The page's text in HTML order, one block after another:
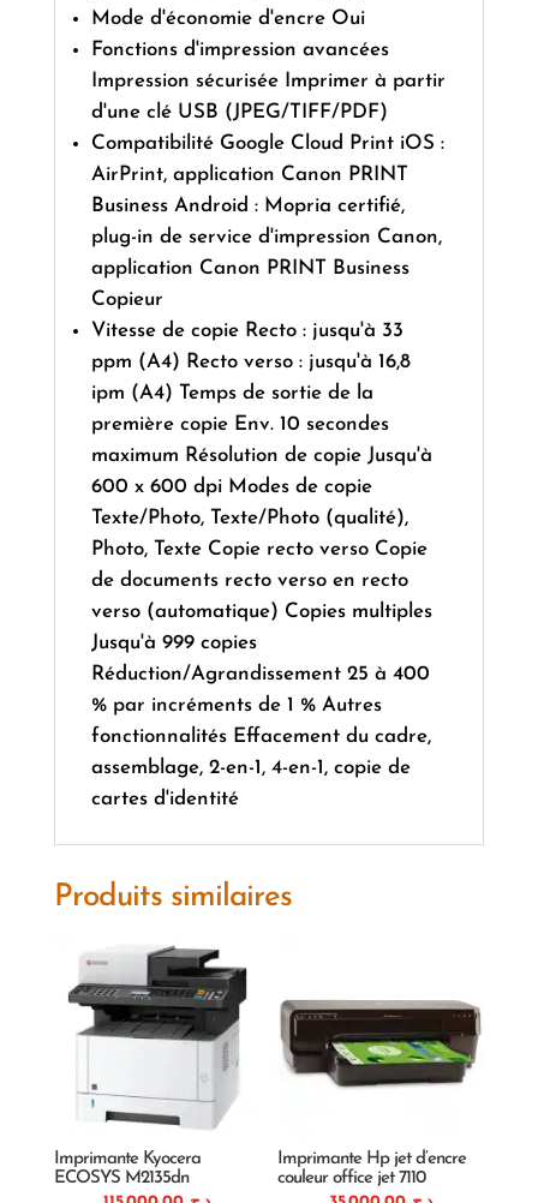
Mode d'économie d'encre Oui
Fonctions d'impression avancées
Impression sécurisée Imprimer à partir
d'une clé USB (JPEG/TIFF/PDF)
Compatibilité Google Cloud Print iOS :
AirPrint, application Canon PRINT
Business Android : Mopria certifié,
plug-in de service d'impression Canon,
application Canon PRINT Business
Copieur
Vitesse de copie Recto : jusqu'à 33
ppm (A4) Recto verso : jusqu'à 16,8
ipm (A4) Temps de sortie de la
première copie Env. 10 secondes
maximum Résolution de copie Jusqu'à
600 x 600 dpi Modes de copie
Texte/Photo, Texte/Photo (qualité),
Photo, Texte Copie recto verso Copie
de documents recto verso en recto
verso (automatique) Copies multiples
Jusqu'à 999 copies
Réduction/Agrandissement 25 à 400
% par incréments de 1 % Autres
fonctionnalités Effacement du cadre,
assemblage, 2-en-1, 4-en-1, copie de
cartes d'identité
Produits similaires
Imprimante Kyocera
ECOSYS M2135dn
Imprimante Hp jet d’encre
couleur office jet 7110